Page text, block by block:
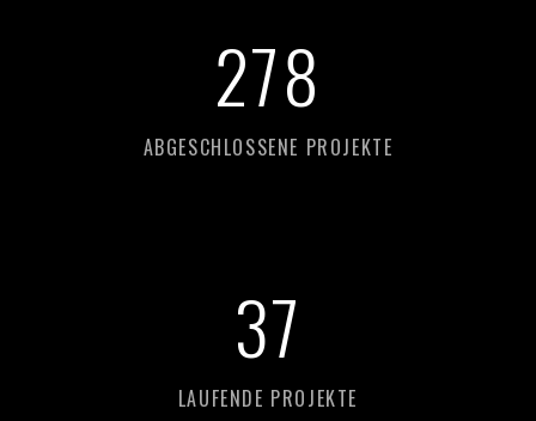
278
ABGESCHLOSSENE PROJEKTE
37
LAUFENDE PROJEKTE